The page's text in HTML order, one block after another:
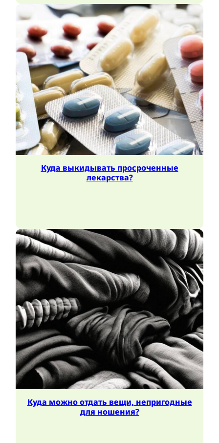
Куда выкидывать просроченные
лекарства?
Куда можно отдать вещи, непригодные
для ношения?